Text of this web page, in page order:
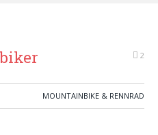
2
MOUNTAINBIKE & RENNRAD